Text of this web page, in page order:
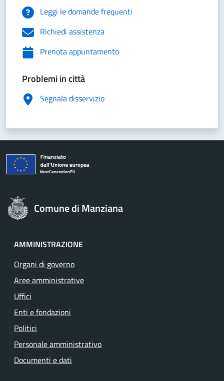
Leggi le domande frequenti
Richiedi assistenza
Prenota appuntamento
Problemi in città
Segnala disservizio
Comune di Manziana
AMMINISTRAZIONE
Organi di governo
Aree amministrative
Uffici
Enti e fondazioni
Politici
Personale amministrativo
Documenti e dati